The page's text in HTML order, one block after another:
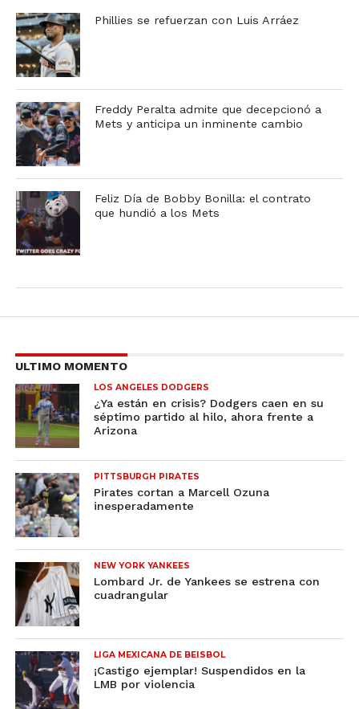
Phillies se refuerzan con Luis Arráez
Freddy Peralta admite que decepcionó a
Mets y anticipa un inminente cambio
Feliz Día de Bobby Bonilla: el contrato
que hundió a los Mets
ULTIMO MOMENTO
LOS ANGELES DODGERS
¿Ya están en crisis? Dodgers caen en su
séptimo partido al hilo, ahora frente a
Arizona
PITTSBURGH PIRATES
Pirates cortan a Marcell Ozuna
inesperadamente
NEW YORK YANKEES
Lombard Jr. de Yankees se estrena con
cuadrangular
LIGA MEXICANA DE BEISBOL
¡Castigo ejemplar! Suspendidos en la
LMB por violencia